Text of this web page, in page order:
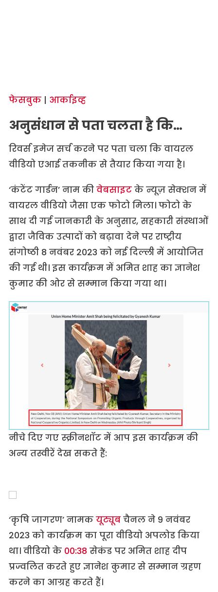
फेसबुक| आर्काइव्ह
अनुसंधान से पता चलता है कि…
रिवर्स इमेज सर्च करने पर पता चला कि वायरल
वीडियो एआई तकनीक से तैयार किया गया है।
‘कंटेंट गार्डन’ नाम की वेबसाइटके न्यूज़ सेक्शन में
वायरल वीडियो जैसा एक फोटो मिला। फोटो के
साथ दी गई जानकारी के अनुसार, सहकारी संस्थाओं
द्वारा जैविक उत्पादों को बढ़ावा देने पर राष्ट्रीय
संगोष्ठी 8 नवंबर 2023 को नई दिल्ली में आयोजित
की गई थी। इस कार्यक्रम में अमित शाह का ज्ञानेश
कुमार की ओर से सम्मान किया गया था।
नीचे दिए गए स्क्रीनशॉट में आप इस कार्यक्रम की
अन्य तस्वीरें देख सकते हैं:
‘कृषि जागरण’ नामक यूट्यूबचैनल ने 9 नवंबर
2023 को कार्यक्रम का पूरा वीडियो अपलोड किया
था। वीडियो के 00:38 सेकंड पर अमित शाह दीप
प्रज्वलित करते हुए ज्ञानेश कुमार से सम्मान ग्रहण
करने का आग्रह करते हैं।